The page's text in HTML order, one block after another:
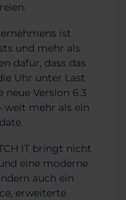
ist
und mehr als
dafür, dass das
Uhr unter Last
Version 6.3
weit mehr als ein
IT bringt nicht
eine moderne
auch ein
erweiterte